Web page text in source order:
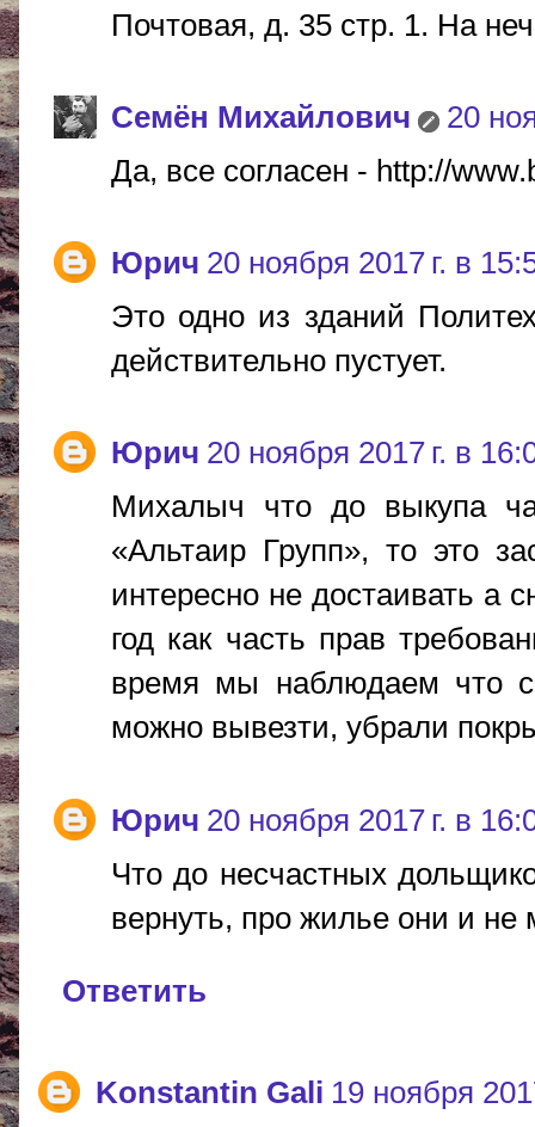
Почтовая, д. 35 стр. 1. На
Cемён Михайлович
20
Да, все согласен - http://
Юрич 20 ноября 2017 г. в
Это одно из зданий
действительно пустует.
Юрич 20 ноября 2017 г. в
Михалыч что до выкупа
«Альтаир Групп», то это
интересно не достаивать а
год как часть прав
время мы наблюдаем что с
можно вывезти, убрали
Юрич 20 ноября 2017 г. в
Что до несчастных
вернуть, про жилье они и не
Ответить
Konstantin Gali 19 ноября